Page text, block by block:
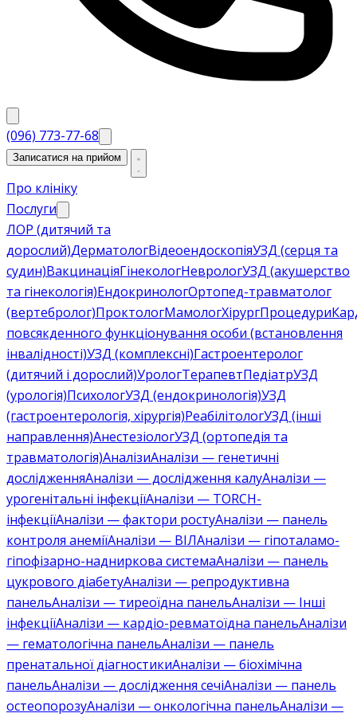
(096) 773-77-68
Записатися на прийом
Про клініку
Послуги
ЛОР (дитячий та
дорослий)ДерматологВідеоендоскопіяУЗД (серця та
судин)ВакцинаціяГінекологНеврологУЗД (акушерство
та гінекологія)ЕндокринологОртопед-травматолог
(вертебролог)ПроктологМамологХірургПроцедури
повсякденного функціонування особи (встановлення
інвалідності)УЗД (комплексні)Гастроентеролог
(дитячий і дорослий)УрологТерапевтПедіатрУЗД
(урологія)ПсихологУЗД (ендокринологія)УЗД
(гастроентерологія, хірургія)РеабілітологУЗД (інші
направлення)АнестезіологУЗД (ортопедія та
травматологія)АналізиАналізи — генетичні
дослідженняАналізи — дослідження калуАналізи —
урогенітальні інфекціїАналізи — TORCH-
інфекціїАналізи — фактори ростуАналізи — панель
контроля анеміїАналізи — ВІЛАналізи — гіпоталамо-
гіпофізарно-надниркова системаАналізи — панель
цукрового діабетуАналізи — репродуктивна
панельАналізи — тиреоїдна панельАналізи — Інші
інфекціїАналізи — кардіо-ревматоїдна панельАналізи
— гематологічна панельАналізи — панель
пренатальної діагностикиАналізи — біохімічна
панельАналізи — дослідження сечіАналізи — панель
остеопорозуАналізи — онкологічна панельАналізи —